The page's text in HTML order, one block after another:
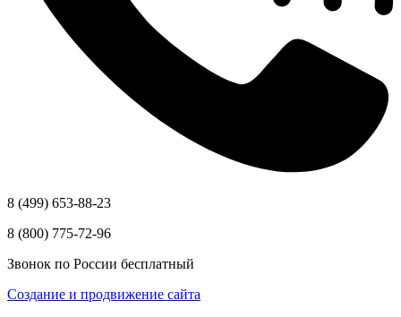
8 (499) 653-88-23
8 (800) 775-72-96
Звонок по России бесплатный
Создание и продвижение сайта